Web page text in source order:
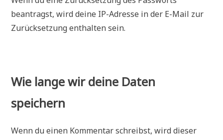
beantragst, wird deine IP-Adresse in der E-Mail zur
Zurücksetzung enthalten sein.
Wie lange wir deine Daten
speichern
Wenn du einen Kommentar schreibst, wird dieser